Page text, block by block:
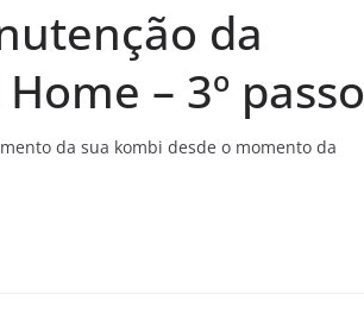
da
– 3º passo
da sua kombi desde o momento da